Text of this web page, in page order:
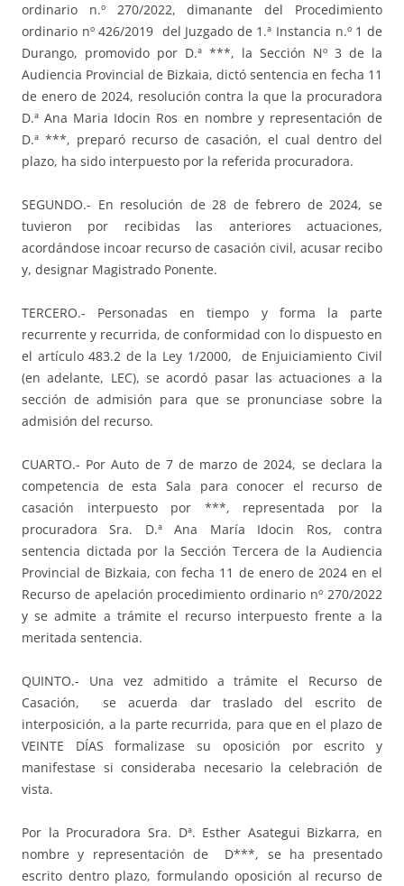
ordinario n.º 270/2022, dimanante del Procedimiento
ordinario nº 426/2019 del Juzgado de 1.ª Instancia n.º 1 de
Durango, promovido por D.ª ***, la Sección Nº 3 de la
Audiencia Provincial de Bizkaia, dictó sentencia en fecha 11
de enero de 2024, resolución contra la que la procuradora
D.ª Ana Maria Idocin Ros en nombre y representación de
D.ª ***, preparó recurso de casación, el cual dentro del
plazo, ha sido interpuesto por la referida procuradora.
SEGUNDO.- En resolución de 28 de febrero de 2024, se
tuvieron por recibidas las anteriores actuaciones,
acordándose incoar recurso de casación civil, acusar recibo
y, designar Magistrado Ponente.
TERCERO.- Personadas en tiempo y forma la parte
recurrente y recurrida, de conformidad con lo dispuesto en
el artículo 483.2 de la Ley 1/2000, de Enjuiciamiento Civil
(en adelante, LEC), se acordó pasar las actuaciones a la
sección de admisión para que se pronunciase sobre la
admisión del recurso.
CUARTO.- Por Auto de 7 de marzo de 2024, se declara la
competencia de esta Sala para conocer el recurso de
casación interpuesto por ***, representada por la
procuradora Sra. D.ª Ana María Idocin Ros, contra
sentencia dictada por la Sección Tercera de la Audiencia
Provincial de Bizkaia, con fecha 11 de enero de 2024 en el
Recurso de apelación procedimiento ordinario nº 270/2022
y se admite a trámite el recurso interpuesto frente a la
meritada sentencia.
QUINTO.- Una vez admitido a trámite el Recurso de
Casación, se acuerda dar traslado del escrito de
interposición, a la parte recurrida, para que en el plazo de
VEINTE DÍAS formalizase su oposición por escrito y
manifestase si consideraba necesario la celebración de
vista.
Por la Procuradora Sra. Dª. Esther Asategui Bizkarra, en
nombre y representación de D***, se ha presentado
escrito dentro plazo, formulando oposición al recurso de